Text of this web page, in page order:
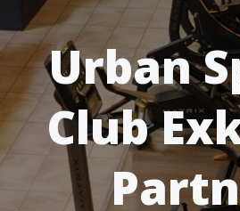
Urban
Club